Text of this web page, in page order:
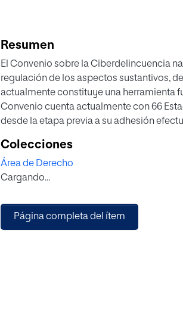
Resumen
El Convenio sobre la Ciberdelincuencia
regulación de los aspectos sustantivos,
actualmente constituye una herramienta
Convenio cuenta actualmente con 66
desde la etapa previa a su adhesión
regulación en el Perú a raíz de su
esfuerzos, existe la necesidad de realizar
diversas consecuencias desde su
Colecciones
Área de Derecho
Cargando...
Página completa del ítem